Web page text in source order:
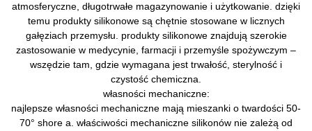
atmosferyczne, długotrwałe magazynowanie i użytkowanie. dzięki
temu produkty silikonowe są chętnie stosowane w licznych
gałęziach przemysłu. produkty silikonowe znajdują szerokie
zastosowanie w medycynie, farmacji i przemyśle spożywczym –
wszędzie tam, gdzie wymagana jest trwałość, sterylność i
czystość chemiczna.
własności mechaniczne:
najlepsze własności mechaniczne mają mieszanki o twardości 50-
70° shore a. właściwości mechaniczne silikonów nie zależą od